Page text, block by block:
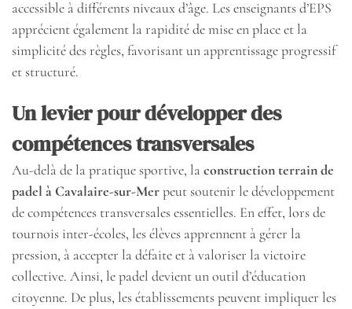
accessible à différents niveaux d’âge. Les enseignants d’EPS
apprécient également la rapidité de mise en place et la
simplicité des règles, favorisant un apprentissage progressif
et structuré.
Un levier pour développer des
compétences transversales
Au-delà de la pratique sportive, laconstruction terrain de
padel à Cavalaire-sur-Merpeut soutenir le développement
de compétences transversales essentielles. En effet, lors de
tournois inter-écoles, les élèves apprennent à gérer la
pression, à accepter la défaite et à valoriser la victoire
collective. Ainsi, le padel devient un outil d’éducation
citoyenne. De plus, les établissements peuvent impliquer les